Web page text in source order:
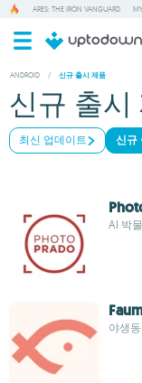
ARES: THE IRON VANGUARD
ANDROID / 신규 출시 제품
신규 출시
최신 업데이트 신규
AI 박
야생